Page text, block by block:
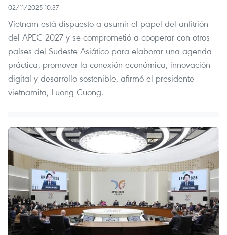
02/11/2025 10:37
Vietnam está dispuesto a asumir el papel del anfitrión
del APEC 2027 y se comprometió a cooperar con otros
países del Sudeste Asiático para elaborar una agenda
práctica, promover la conexión económica, innovación
digital y desarrollo sostenible, afirmó el presidente
vietnamita, Luong Cuong.